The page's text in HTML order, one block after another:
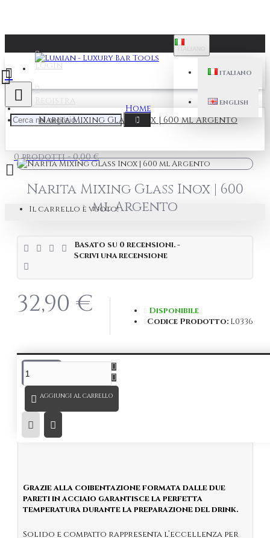
Login
Registra
ITALIANO
ENGLISH
0 prodotti - 0,00 €
Il carrello è vuoto!
Home
Narita Mixing Glass Inox | 600 ml Argento
Narita Mixing Glass Inox | 600
ml Argento
Basato su 0 recensioni.-
Scrivi una recensione
32,90 €
Disponibile
Codice Prodotto: L0336
AGGIUNGI AL CARRELLO
DESCRIZIONE
Narita Mixing Glass Inox da 600 ml.
Raffinato Mixing Glass in acciaio inox, dal design
innovativo
Grazie alla coibentazione formata dalle due
pareti in acciaio garantisce la perfetta
temperatura durante la preparazione del drink.
Solido e compatto rappresenta l’eccellenza per